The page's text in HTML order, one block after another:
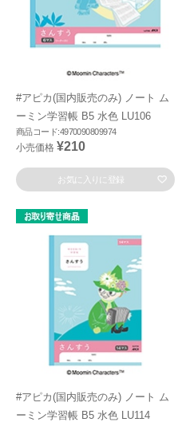
#アピカ(国内販売のみ) ノート ム
ーミン学習帳 B5 水色 LU106
商品コード:4970090809974
小売価格 ¥210
お気に入りに登録
#アピカ(国内販売のみ) ノート ム
ーミン学習帳 B5 水色 LU114